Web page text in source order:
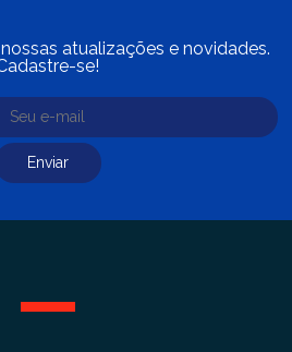
atualizações e novidades.
se!